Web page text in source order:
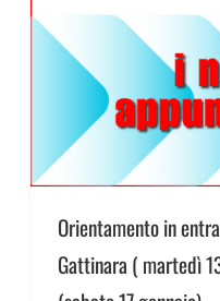
Orientamento in
Gattinara ( martedì